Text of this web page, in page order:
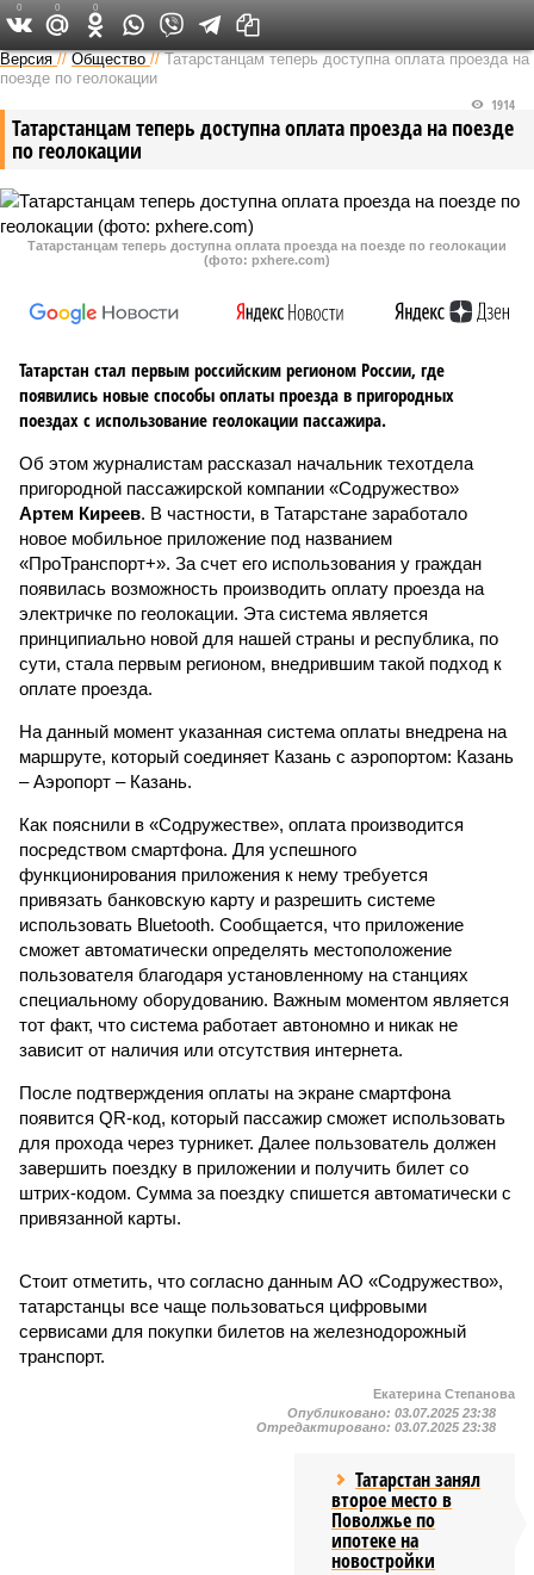
Версия в Татарстане
Версия //Общество //Татарстанцам теперь доступна оплата проезда на
поезде по геолокации
Татарстанцам теперь доступна оплата проезда на поезде
по геолокации
1914
Татарстанцам теперь доступна оплата проезда на поезде по геолокации
(фото: pxhere.com)
Татарстан стал первым российским регионом России, где
появились новые способы оплаты проезда в пригородных
поездах с использование геолокации пассажира.
Об этом журналистам рассказал начальник техотдела
пригородной пассажирской компании «Содружество»
Артем Киреев. В частности, в Татарстане заработало
новое мобильное приложение под названием
«ПроТранспорт+». За счет его использования у граждан
появилась возможность производить оплату проезда на
электричке по геолокации. Эта система является
принципиально новой для нашей страны и республика, по
сути, стала первым регионом, внедрившим такой подход к
оплате проезда.
На данный момент указанная система оплаты внедрена на
маршруте, который соединяет Казань с аэропортом: Казань
– Аэропорт – Казань.
Как пояснили в «Содружестве», оплата производится
посредством смартфона. Для успешного
функционирования приложения к нему требуется
привязать банковскую карту и разрешить системе
использовать Bluetooth. Сообщается, что приложение
сможет автоматически определять местоположение
пользователя благодаря установленному на станциях
специальному оборудованию. Важным моментом является
тот факт, что система работает автономно и никак не
зависит от наличия или отсутствия интернета.
После подтверждения оплаты на экране смартфона
появится QR-код, который пассажир сможет использовать
для прохода через турникет. Далее пользователь должен
завершить поездку в приложении и получить билет со
штрих-кодом. Сумма за поездку спишется автоматически с
привязанной карты.
Стоит отметить, что согласно данным АО «Содружество»,
татарстанцы все чаще пользоваться цифровыми
сервисами для покупки билетов на железнодорожный
транспорт.
0 0 0
Екатерина Степанова
Опубликовано: 03.07.2025 23:38
Отредактировано: 03.07.2025 23:38
Татарстан занял
второе место в
Поволжье по
ипотеке на
новостройки